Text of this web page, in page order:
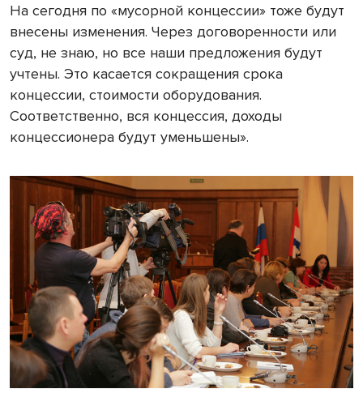
На сегодня по «мусорной концессии» тоже будут
внесены изменения. Через договоренности или
суд, не знаю, но все наши предложения будут
учтены. Это касается сокращения срока
концессии, стоимости оборудования.
Соответственно, вся концессия, доходы
концессионера будут уменьшены».